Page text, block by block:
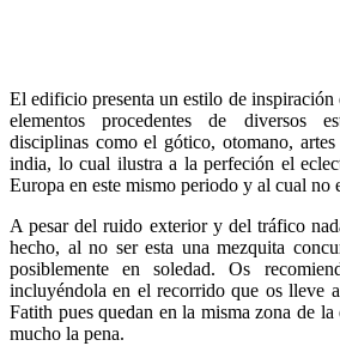
El edificio presenta un estilo de
elementos procedentes de diversos
disciplinas como el gótico, otomano, artes
india, lo cual ilustra a la perfeción el
Europa en este mismo periodo y al cual no
A pesar del ruido exterior y del tráfico
hecho, al no ser esta una mezquita
posiblemente en soledad. Os
incluyéndola en el recorrido que os lleve
Fatith pues quedan en la misma zona de
mucho la pena.